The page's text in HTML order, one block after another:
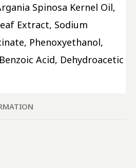
Spinosa Kernel Oil,
Extract, Sodium
Phenoxyethanol,
Acid, Dehydroacetic